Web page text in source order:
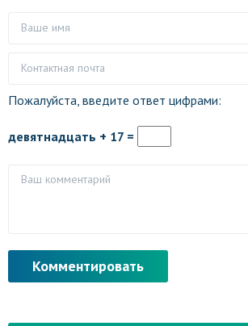
Пожалуйста, введите ответ цифрами:
девятнадцать + 17 =